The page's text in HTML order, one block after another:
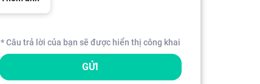
* Câu trả lời của bạn sẽ được hiển thị công khai
GỬI